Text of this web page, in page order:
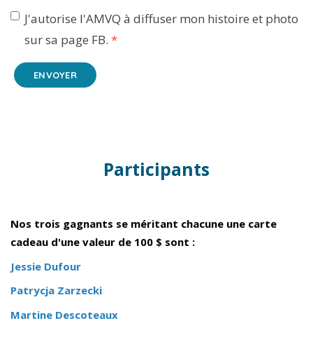
J'autorise l'AMVQ à diffuser mon histoire et photo
sur sa page FB. *
ENVOYER
Participants
Nos trois gagnants se méritant chacune une carte
cadeau d'une valeur de 100 $ sont :
Jessie Dufour
Patrycja Zarzecki
Martine Descoteaux